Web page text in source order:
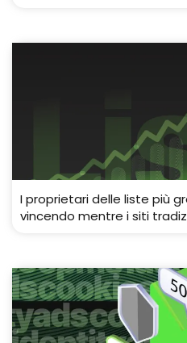
I proprietari delle liste più
vincendo mentre i siti